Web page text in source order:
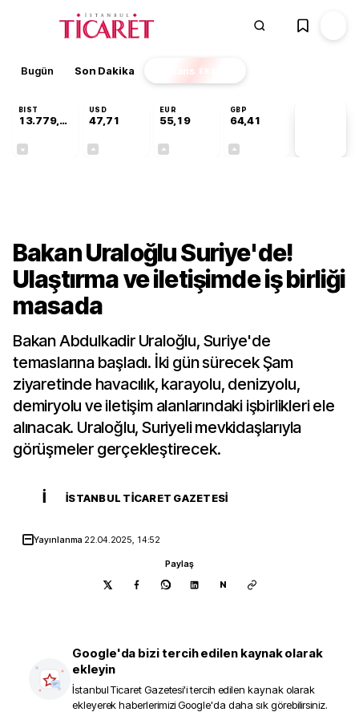
Bugün Son Dakika Finans EKSTRA
BIST
13.779,39
USD
47,71
EUR
55,19
GBP
64,41
Bakan Uraloğlu Suriye'de!
Ulaştırma ve iletişimde iş birliği
masada
Bakan Abdulkadir Uraloğlu, Suriye'de
temaslarına başladı. İki gün sürecek Şam
ziyaretinde havacılık, karayolu, denizyolu,
demiryolu ve iletişim alanlarındaki işbirlikleri ele
alınacak. Uraloğlu, Suriyeli mevkidaşlarıyla
görüşmeler gerçekleştirecek.
İ İSTANBUL TICARET GAZETESI
Yayınlanma 22.04.2025, 14:52
Paylaş
N
Google'da bizi tercih edilen kaynak olarak
ekleyin
İstanbul Ticaret Gazetesi'i tercih edilen kaynak olarak
ekleyerek haberlerimizi Google'da daha sık görebilirsiniz.